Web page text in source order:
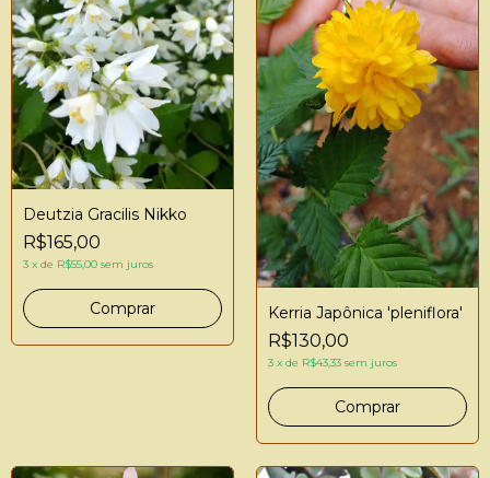
Deutzia Gracilis Nikko
R$165,00
3 x de R$55,00 sem juros
Kerria Japônica 'pleniflora'
R$130,00
3 x de R$43,33 sem juros